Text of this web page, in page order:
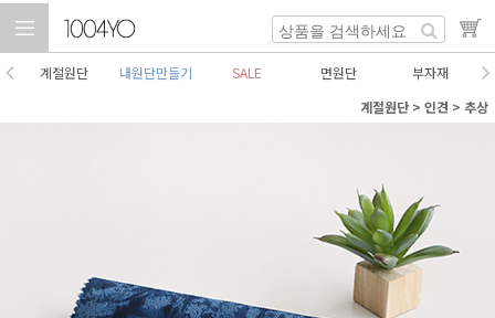
계절원단 내원단만들기 SALE 면원단
부자재
계절원단 > 인견 > 추상